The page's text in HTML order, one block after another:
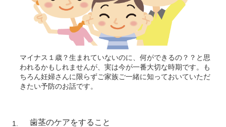
マイナス１歳？生まれていないのに、何ができるの？？と思
われるかもしれませんが、実は今が一番大切な時期です。も
ちろん妊婦さんに限らずご家族ご一緒に知っておいていただ
きたい予防のお話です。
歯茎のケアをすること